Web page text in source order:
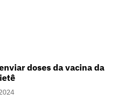
doses da vacina da